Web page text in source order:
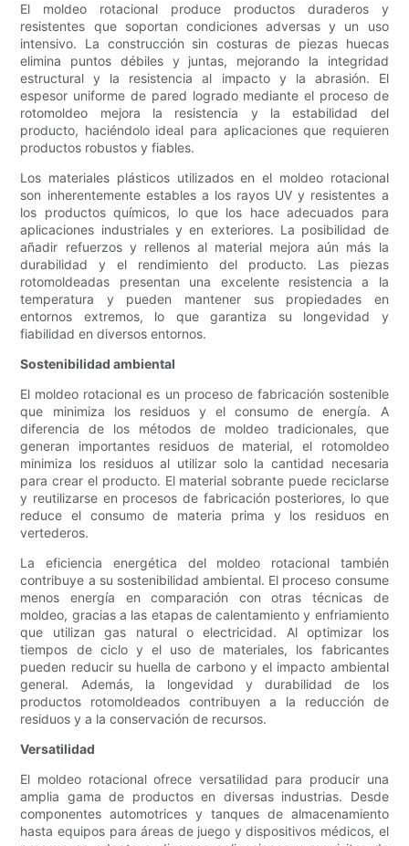
El moldeo rotacional produce productos duraderos y
resistentes que soportan condiciones adversas y un uso
intensivo. La construcción sin costuras de piezas huecas
elimina puntos débiles y juntas, mejorando la integridad
estructural y la resistencia al impacto y la abrasión. El
espesor uniforme de pared logrado mediante el proceso de
rotomoldeo mejora la resistencia y la estabilidad del
producto, haciéndolo ideal para aplicaciones que requieren
productos robustos y fiables.
Los materiales plásticos utilizados en el moldeo rotacional
son inherentemente estables a los rayos UV y resistentes a
los productos químicos, lo que los hace adecuados para
aplicaciones industriales y en exteriores. La posibilidad de
añadir refuerzos y rellenos al material mejora aún más la
durabilidad y el rendimiento del producto. Las piezas
rotomoldeadas presentan una excelente resistencia a la
temperatura y pueden mantener sus propiedades en
entornos extremos, lo que garantiza su longevidad y
fiabilidad en diversos entornos.
Sostenibilidad ambiental
El moldeo rotacional es un proceso de fabricación sostenible
que minimiza los residuos y el consumo de energía. A
diferencia de los métodos de moldeo tradicionales, que
generan importantes residuos de material, el rotomoldeo
minimiza los residuos al utilizar solo la cantidad necesaria
para crear el producto. El material sobrante puede reciclarse
y reutilizarse en procesos de fabricación posteriores, lo que
reduce el consumo de materia prima y los residuos en
vertederos.
La eficiencia energética del moldeo rotacional también
contribuye a su sostenibilidad ambiental. El proceso consume
menos energía en comparación con otras técnicas de
moldeo, gracias a las etapas de calentamiento y enfriamiento
que utilizan gas natural o electricidad. Al optimizar los
tiempos de ciclo y el uso de materiales, los fabricantes
pueden reducir su huella de carbono y el impacto ambiental
general. Además, la longevidad y durabilidad de los
productos rotomoldeados contribuyen a la reducción de
residuos y a la conservación de recursos.
Versatilidad
El moldeo rotacional ofrece versatilidad para producir una
amplia gama de productos en diversas industrias. Desde
componentes automotrices y tanques de almacenamiento
hasta equipos para áreas de juego y dispositivos médicos, el